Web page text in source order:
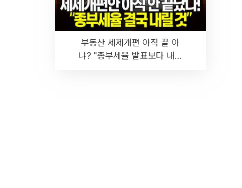
부동산 세제개편 아직 끝 아
냐? "종부세율 발표보다 내릴